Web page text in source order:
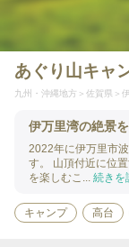
あぐり山キャ
九州・沖縄地方 佐賀県
伊万里湾の絶景
2022年に伊万里市
す。 山頂付近に位
を楽しむこ... 続きを
キャンプ 高台